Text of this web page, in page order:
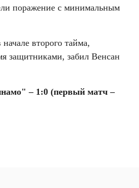
поражение с минимальным
второго тайма,
защитниками, забил Венсан
– 1:0 (первый матч –